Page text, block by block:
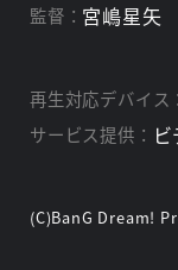
監督： 宮嶋星矢
再生対応デバイス：
サービス提供：
(C)BanG Dream!